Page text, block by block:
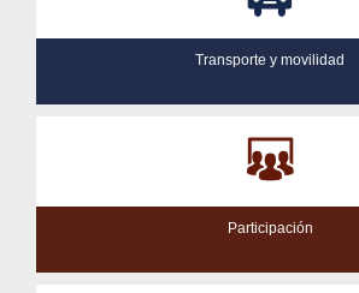
Transporte y movilidad
Participación